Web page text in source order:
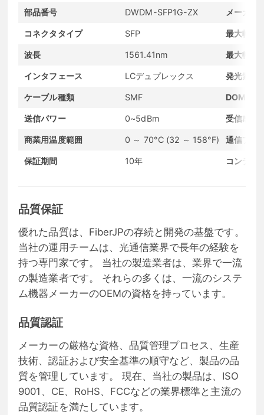
部品番号 DWDM-SFP1G-ZX メーカー
コネクタタイプ SFP 最大転送
波長 1561.41nm 最大転送
インタフェース LCデュプレックス 発光素子
ケーブル種類 SMF DOMサ
送信パワー 0~5dBm 受信感度
商業用温度範囲 0 ～ 70°C (32 ～ 158°F) 通信プロ
保証期間 10年 コンディ
品質保証
優れた品質は、FiberJPの存続と開発の基盤です。
当社の運用チームは、光通信業界で長年の経験を
持つ専門家です。 当社の製造業者は、業界で一流
の製造業者です。 それらの多くは、一流のシステ
ム機器メーカーのOEMの資格を持っています。
品質認証
メーカーの厳格な資格、品質管理プロセス、生産
技術、認証および安全基準の順守など、製品の品
質を管理しています。 現在、当社の製品は、ISO
9001、CE、RoHS、FCCなどの業界標準と主流の
品質認証を満たしています。